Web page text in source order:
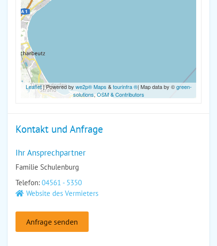
Leaflet| Powered by we2p® Maps &tourinfra ®| Map data by ©green-
solutions,OSM & Contributors
Kontakt und Anfrage
Ihr Ansprechpartner
Familie Schulenburg
Telefon: 04561 - 5350
Website des Vermieters
Anfrage senden